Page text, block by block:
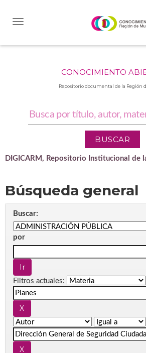
CONOCIMIENTO
Repositorio documental de la Región
DIGICARM, Repositorio Institucional de
Búsqueda general
Buscar:
por
Filtros actuales: